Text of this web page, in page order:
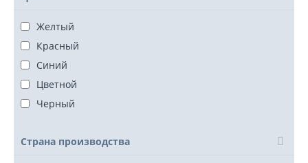
Желтый
Красный
Синий
Цветной
Черный
Страна производства